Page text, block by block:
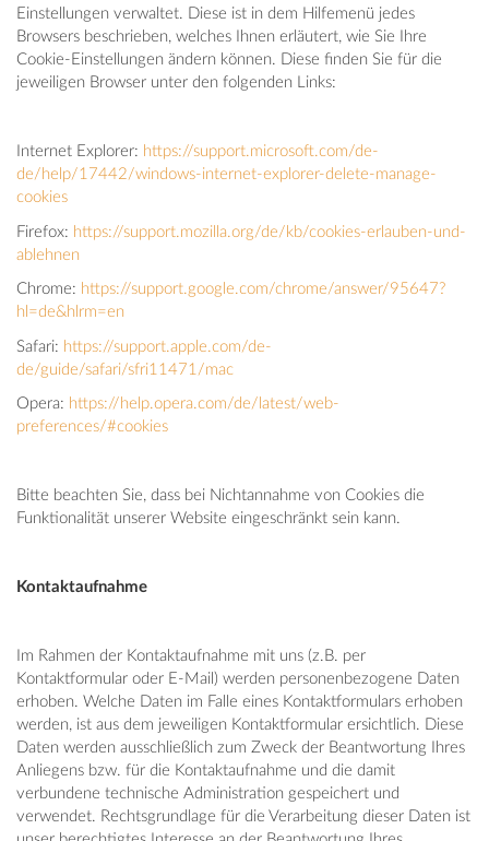
Einstellungen verwaltet. Diese ist in dem Hilfemenü jedes
Browsers beschrieben, welches Ihnen erläutert, wie Sie Ihre
Cookie-Einstellungen ändern können. Diese finden Sie für die
jeweiligen Browser unter den folgenden Links:
Internet Explorer: https://support.microsoft.com/de-
de/help/17442/windows-internet-explorer-delete-manage-
cookies
Firefox: https://support.mozilla.org/de/kb/cookies-erlauben-und-
ablehnen
Chrome: https://support.google.com/chrome/answer/95647?
hl=de&hlrm=en
Safari: https://support.apple.com/de-
de/guide/safari/sfri11471/mac
Opera: https://help.opera.com/de/latest/web-
preferences/#cookies
Bitte beachten Sie, dass bei Nichtannahme von Cookies die
Funktionalität unserer Website eingeschränkt sein kann.
Kontaktaufnahme
Im Rahmen der Kontaktaufnahme mit uns (z.B. per
Kontaktformular oder E-Mail) werden personenbezogene Daten
erhoben. Welche Daten im Falle eines Kontaktformulars erhoben
werden, ist aus dem jeweiligen Kontaktformular ersichtlich. Diese
Daten werden ausschließlich zum Zweck der Beantwortung Ihres
Anliegens bzw. für die Kontaktaufnahme und die damit
verbundene technische Administration gespeichert und
verwendet. Rechtsgrundlage für die Verarbeitung dieser Daten ist